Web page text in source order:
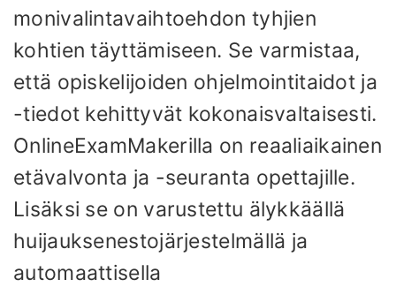
monivalintavaihtoehdon tyhjien
kohtien täyttämiseen. Se varmistaa,
että opiskelijoiden ohjelmointitaidot ja
-tiedot kehittyvät kokonaisvaltaisesti.
OnlineExamMakerilla on reaaliaikainen
etävalvonta ja -seuranta opettajille.
Lisäksi se on varustettu älykkäällä
huijauksenestojärjestelmällä ja
automaattisella